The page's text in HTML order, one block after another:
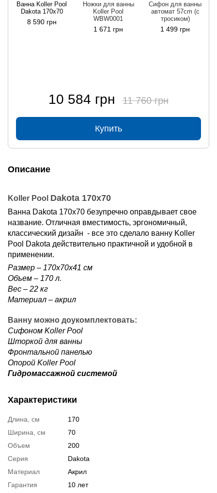
Ванна Koller Pool
Dakota 170x70
8 590 грн
Ножки для ванны
Koller Pool
WBW0001
1 671 грн
Сифон для ванны
автомат 57cm (с
тросиком)
1 499 грн
10 584 грн 11 760 грн
Купить
Описание
Koller Pool Dakota 170x70
Ванна Dakota 170x70 безупречно оправдывает свое
название. Отличная вместимость, эргономичный,
классический дизайн - все это сделало ванну Koller
Pool Dakota действительно практичной и удобной в
применении.
Размер – 170х70x41 см
Объем – 170 л.
Вес – 22 кг
Материал – акрил
Ванну можно доукомплектовать:
Сифоном Koller Pool
Шторкой для ванны
Фронтальной панелью
Опорой Koller Pool
Гидромассажной системой
Характеристики
Длина, см
170
Ширина, см
70
Объем
200
Серия
Dakota
Материал
Акрил
Гарантия
10 лет